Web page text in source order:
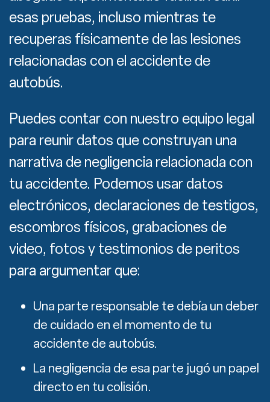
esas pruebas, incluso mientras te
recuperas físicamente de las lesiones
relacionadas con el accidente de
autobús.
Puedes contar con nuestro equipo legal
para reunir datos que construyan una
narrativa de negligencia relacionada con
tu accidente. Podemos usar datos
electrónicos, declaraciones de testigos,
escombros físicos, grabaciones de
video, fotos y testimonios de peritos
para argumentar que:
Una parte responsable te debía un deber
de cuidado en el momento de tu
accidente de autobús.
La negligencia de esa parte jugó un papel
directo en tu colisión.